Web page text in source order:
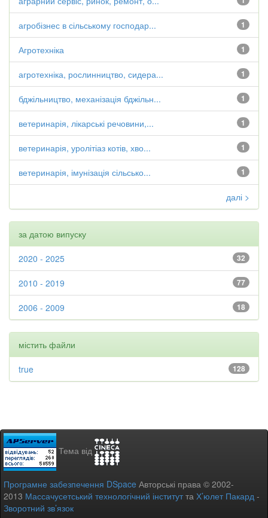
1
агробізнес в сільському господар...
1
Агротехніка
1
агротехніка, рослинництво, сидера...
1
бджільництво, механізація бджільн...
1
ветеринарія, лікарські речовини,...
1
ветеринарія, уролітіаз котів, хво...
1
ветеринарія, імунізація сільсько...
далі >
за датою випуску
32
2020 - 2025
77
2010 - 2019
18
2006 - 2009
містить файли
128
true
Тема від
Програмне забезпечення DSpace Авторські права © 2002-
2013 Массачусетський технологічний інститутта Х’юлет Пакард -
Зворотний зв’язок